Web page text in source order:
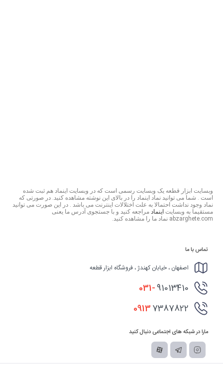
وبسایت ابزار قطعه یک وبسایت رسمی است که در وبسایت اینماد هم ثبت شده
است . شما می توانید نماد اینماد را در بالای این نوشته مشاهده کنید. در صورتی که
نماد وجود نداشت احتمالا به علت اختلالات اینترنت می باشد . در این صورت می توانید
مستقیما به وبسایت اینماد مراجعه کنید و با جستجوی آدرس ما یعنی
abzarghete.com نماد ما را مشاهده کنید.
تماس با ما
اصفهان ، خیابان کهندژ ، فروشگاه ابزار قطعه
031-91013410
09137387822
مارا در شبکه های اجتماعی دنبال کنید